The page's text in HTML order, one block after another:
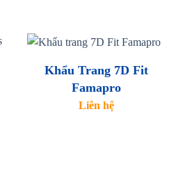
Khẩu Trang 7D Fit
Famapro
Liên hệ